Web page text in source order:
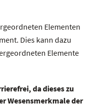
Elementen
Dies kann dazu
Elemente
da dieses zu
Wesensmerkmale der